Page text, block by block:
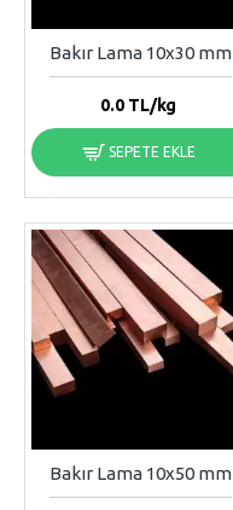
Bakır Lama 10x30 mm
0.0TL/kg
SEPETE EKLE
Bakır Lama 10x50 mm